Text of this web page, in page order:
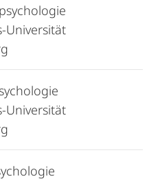
Universität
Universität